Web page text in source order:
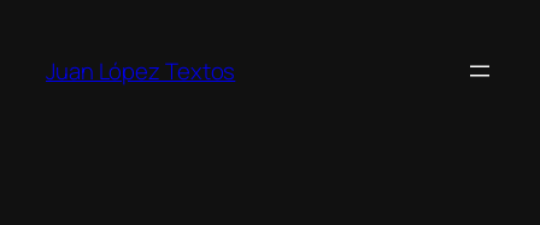
contenido
Juan López Textos